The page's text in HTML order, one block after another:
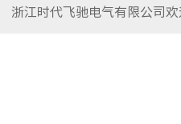
浙江时代飞驰电气有限公司欢